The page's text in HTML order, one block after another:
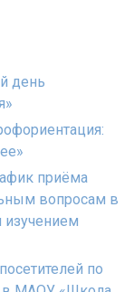
день
приёма
вопросам в
по